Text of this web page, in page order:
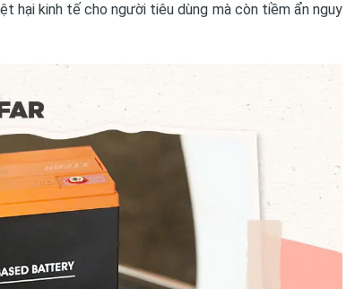
hại kinh tế cho người tiêu dùng mà còn tiềm ẩn nguy